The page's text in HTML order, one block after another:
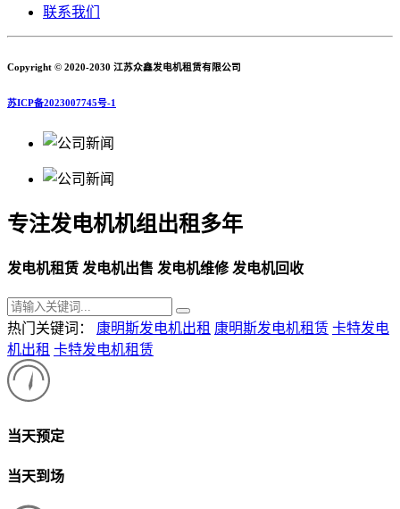
联系我们
Copyright © 2020-2030 江苏众鑫发电机租赁有限公司
苏ICP备2023007745号-1
专注发电机机组出租多年
发电机租赁 发电机出售 发电机维修 发电机回收
热门关键词： 康明斯发电机出租 康明斯发电机租赁 卡特发电
机出租 卡特发电机租赁
当天预定
当天到场